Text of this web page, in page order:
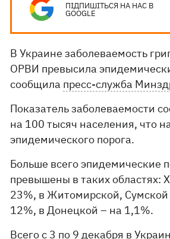
ПІДПИШІТЬСЯ НА НАС В
GOOGLE
В Украине заболеваемость
ОРВИ превысила
сообщила пресс-служба
Показатель заболеваемости
на 100 тысяч населения, что
эпидемического порога.
Больше всего эпидемические
превышены в таких областях:
23%, в Житомирской, Сумской
12%, в Донецкой – на 1,1%.
Всего с 3 по 9 декабря в